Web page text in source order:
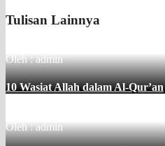
Tulisan Lainnya
Oleh : admin
10 Wasiat Allah dalam Al-Qur’an
Oleh : admin